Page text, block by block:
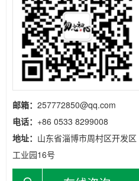
邮箱： 257772850@qq.com
电话： +86 0533 8299008
地址： 山东省淄博市周村区开发区
工业园16号